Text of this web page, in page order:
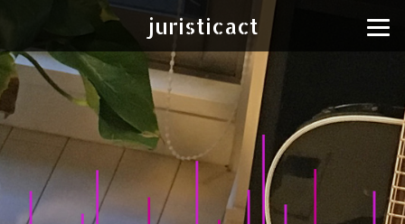
juristicact